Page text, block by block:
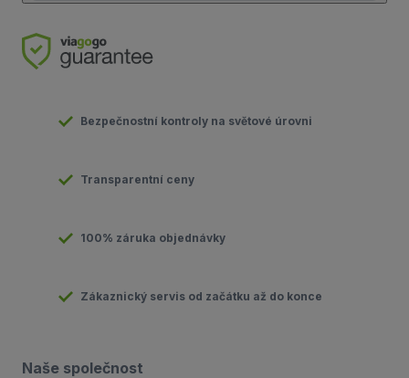
Bezpečnostní kontroly na světové úrovni
Transparentní ceny
100% záruka objednávky
Zákaznický servis od začátku až do konce
Naše společnost